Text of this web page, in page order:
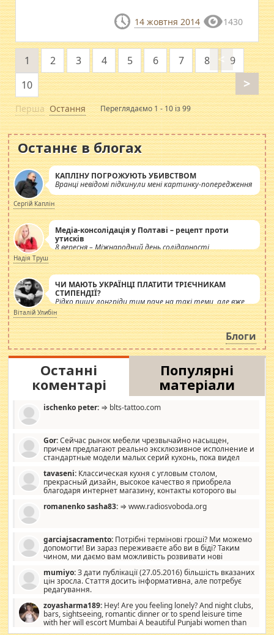
14 жовтня 2014 1430
Перша
<
1 2 3 4 5 6 7 8
9
10
>
Остання Переглядаємо 1 - 10 із 99
Останнє в блогах
КАПЛІНУ ПОГРОЖУЮТЬ УБИВСТВОМ
Вранці невідомі підкинули мені картинку-попередження
Сергій Каплін
Медіа-консолідація у Полтаві – рецепт проти
утисків
8 вересня – Міжнародний день солідарності
журналістів.
Надія Труш
ЧИ МАЮТЬ УКРАЇНЦІ ПЛАТИТИ ТРІЄЧНИКАМ
СТИПЕНДІЇ?
Рідко пишу лонгріди тим паче на такі теми, але вже
просто дістало! Обурюють сьогоднішні інсенуації
навколо стипендіального питання. Штучно
роздувається ще одна соціальна катастрофа.
Віталій Улибін
Блоги
Останні
коментарі
Популярні
матеріали
ischenko peter: ⇒ blts-tattoo.com
Gor:Сейчас рынок мебели чрезвычайно насыщен,
причем предлагают реально эксклюзивное исполнение и
стандартные модели малых серий кухонь, пока видел
стандартные формы, в MebelOk, креативненько и что главное -
со вкусом все в порядке, без ненужных наворотов удорожающих
мебель, а это не последний фактор.
tavaseni: Классическая кухня с угловым столом,
прекрасный дизайн, высокое качество я приобрела
благодаря интернет магазину, контакты которого вы
romanenko sasha83: ⇒ www.radiosvoboda.org
garciajsacramento: Потрібні термінові гроші? Ми можемо
допомогти! Ви зараз переживаєте або ви в біді? Таким
чином, ми даємо вам можливість розвивати нові
допомагати людям, які намагаються дати їм шанс. Кожен
заслуговує на другий шанс, і, оскільки влада не зможе, вони
повинні приймати від інших. Для нас нема багато суми, і зрілість
витрат, а тільки узгоджених сум і нічого іншого. Не чекайте і не
коментуйте цей пост. Введіть суму, яку ви хочете подати, і ми
зв'яжемося з вами з усіма варіантами. зв'яжіться з нами
mumiyo:З дати публікації (27.05.2016) більшість вказаних
цін зросла. Стаття досить інформативна, але потребує
редагування.
zoyasharma189: Hey! Are you feeling lonely? And night clubs,
bars, sightseeing, romantic dinner or to spend leisure time
with her will escort Mumbai A beautiful Punjabi women than
sexy escort companion in arms that you guys feel like 5 star luxury